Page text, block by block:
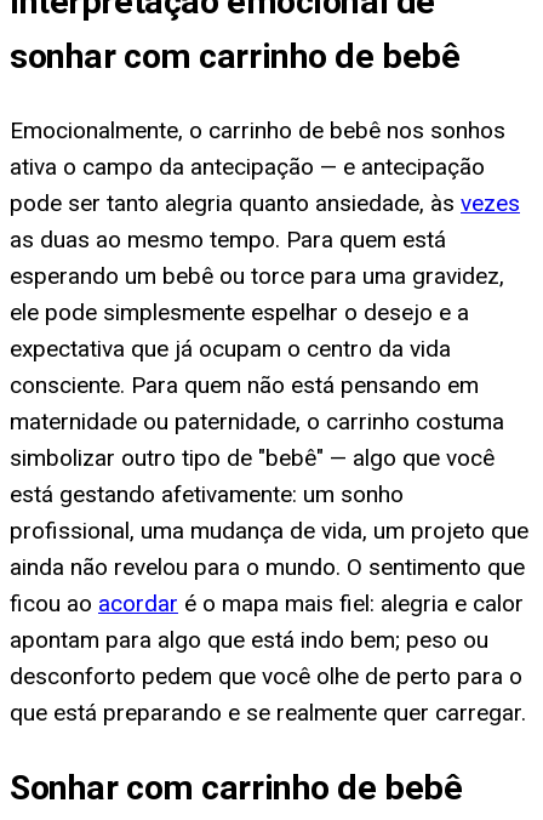
sonhar com carrinho de bebê
Emocionalmente, o carrinho de bebê nos sonhos
ativa o campo da antecipação — e antecipação
pode ser tanto alegria quanto ansiedade, às vezes
as duas ao mesmo tempo. Para quem está
esperando um bebê ou torce para uma gravidez,
ele pode simplesmente espelhar o desejo e a
expectativa que já ocupam o centro da vida
consciente. Para quem não está pensando em
maternidade ou paternidade, o carrinho costuma
simbolizar outro tipo de "bebê" — algo que você
está gestando afetivamente: um sonho
profissional, uma mudança de vida, um projeto que
ainda não revelou para o mundo. O sentimento que
ficou ao acordar é o mapa mais fiel: alegria e calor
apontam para algo que está indo bem; peso ou
desconforto pedem que você olhe de perto para o
que está preparando e se realmente quer carregar.
Sonhar com carrinho de bebê